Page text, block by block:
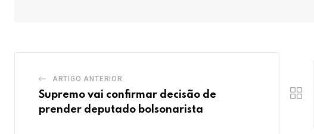
ARTIGO ANTERIOR
Supremo vai confirmar decisão de
prender deputado bolsonarista